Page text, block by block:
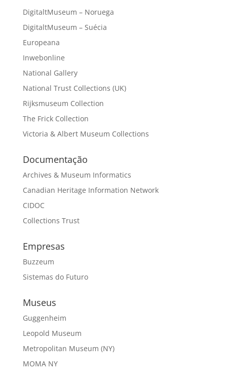
DigitaltMuseum – Noruega
DigitaltMuseum – Suécia
Europeana
Inwebonline
National Gallery
National Trust Collections (UK)
Rijksmuseum Collection
The Frick Collection
Victoria & Albert Museum Collections
Documentação
Archives & Museum Informatics
Canadian Heritage Information Network
CIDOC
Collections Trust
Empresas
Buzzeum
Sistemas do Futuro
Museus
Guggenheim
Leopold Museum
Metropolitan Museum (NY)
MOMA NY